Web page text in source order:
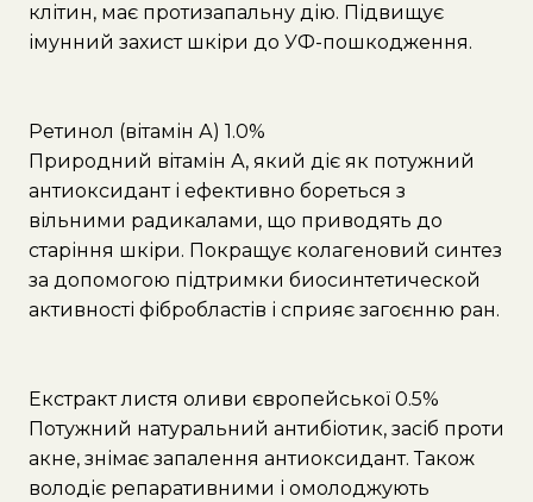
клітин, має протизапальну дію. Підвищує
імунний захист шкіри до УФ-пошкодження.
Ретинол (вітамін А) 1.0%
Природний вітамін А, який діє як потужний
антиоксидант і ефективно бореться з
вільними радикалами, що приводять до
старіння шкіри. Покращує колагеновий синтез
за допомогою підтримки биосинтетической
активності фібробластів і сприяє загоєнню ран.
Екстракт листя оливи європейської 0.5%
Потужний натуральний антибіотик, засіб проти
акне, знімає запалення антиоксидант. Також
володіє репаративними і омолоджують